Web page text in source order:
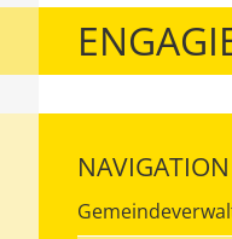
NAVIGATION